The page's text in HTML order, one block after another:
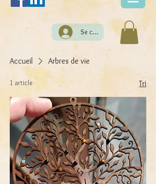
Se connecter
Accueil Arbres de vie
1 article Tri